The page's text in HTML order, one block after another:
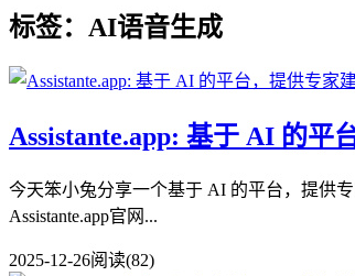
标签：AI语音生成
Assistante.app: 基于 AI 的平
今天笨小兔分享一个基于 AI 的平台，提供
Assistante.app官网...
2025-12-26阅读(82)